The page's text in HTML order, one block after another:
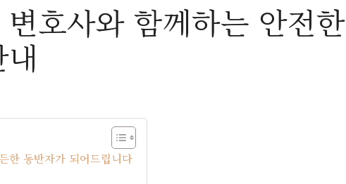
호사와 함께하는 안전한
한 동반자가 되어드립니다